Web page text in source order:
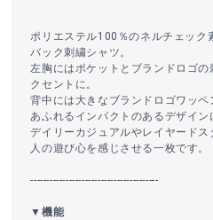
ポリエステル100％のネルチェック
バック刺繍シャツ。
左胸にはポケットとブランドロゴ
クセントに。
背中には大きなブランドロゴワッ
あふれるインパクトのあるデザイン
デイリーカジュアルやレイヤード
人の遊び心を感じさせる一枚です。
----------------------------------------
▼機能